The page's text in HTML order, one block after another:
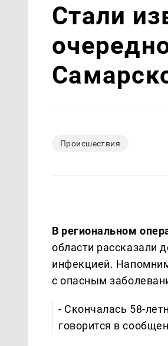
Стали
Происшествия
В региональном
области рассказали
инфекцией.
с опасным
- Скончалась 58-
говорится в